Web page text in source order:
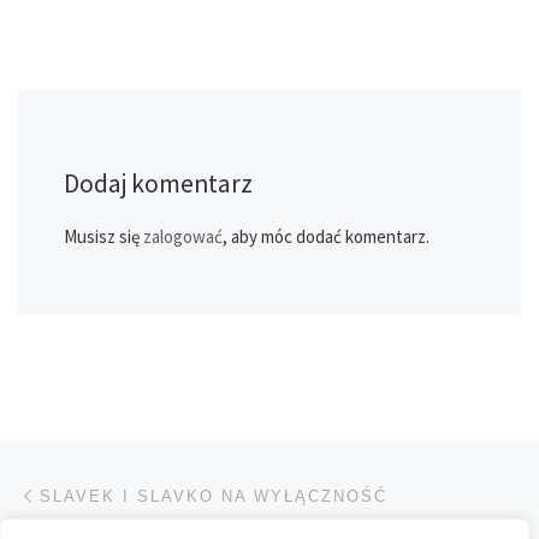
Dodaj komentarz
Musisz się zalogować, aby móc dodać komentarz.
Przeglądanie Wpisów
SLAVEK I SLAVKO NA WYŁĄCZNOŚĆ